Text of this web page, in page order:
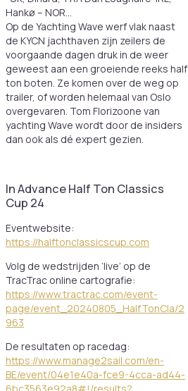
Hankø – NOR…
Op de Yachting Wave werf vlak naast
de KYCN jachthaven zijn zeilers de
voorgaande dagen druk in de weer
geweest aan een groeiende reeks half
ton boten. Ze komen over de weg op
trailer, of worden helemaal van Oslo
overgevaren. Tom Florizoone van
yachting Wave wordt door de insiders
dan ook als dé expert gezien.
In Advance Half Ton Classics
Cup 24
Eventwebsite:
https://halftonclassicscup.com
Volg de wedstrijden ‘live’ op de
TracTrac online cartografie:
https://www.tractrac.com/event-
page/event_20240805_HalfTonCla/2
963
De resultaten op racedag:
https://www.manage2sail.com/en-
BE/event/04e1e40a-fce9-4cca-ad44-